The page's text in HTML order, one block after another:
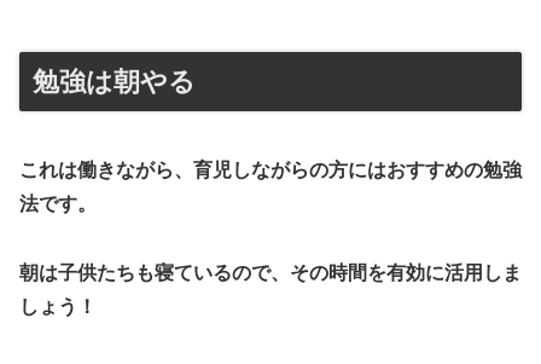
勉強は朝やる
これは働きながら、育児しながらの方にはおすすめの勉強
法です。
朝は子供たちも寝ているので、その時間を有効に活用しま
しょう！